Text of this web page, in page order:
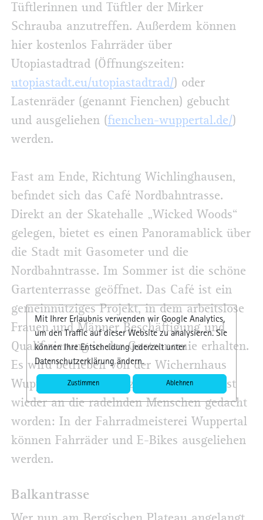
Tüftlerinnen und Tüftler der Mirker
Schrauba anzutreffen. Außerdem können
hier kostenlos Fahrräder über
Utopiastadtrad (Öffnungszeiten:
utopiastadt.eu/utopiastadtrad/) oder
Lastenräder (genannt Fienchen) gebucht
und ausgeliehen (fienchen-wuppertal.de/)
werden.
Fast am Ende, Richtung Wichlinghausen,
befindet sich das Café Nordbahntrasse.
Direkt an der Skatehalle „Wicked Woods“
gelegen, bietet es einen Panoramablick über
die Stadt mit Gasometer und die
Nordbahntrasse. Im Sommer ist die schöne
Gartenterrasse geöffnet. Das Café ist ein
gemeinnütziges Projekt, in dem arbeitslose
Frauen und Männer Beschäftigung und
Qualifizierung in der Gastronomie erhalten.
Es wird betrieben von der Wichernhaus
Wuppertal gemeinnützige GmbH. Hier ist
wieder an die radelnden Menschen gedacht
worden: In der Fahrradmeisterei Wuppertal
können Fahrräder und E-Bikes ausgeliehen
werden.
Balkantrasse
Mit Ihrer Erlaubnis verwenden wir Google Analytics,
um den Traffic auf dieser Website zu analysieren. Sie
können Ihre Entscheidung jederzeit unter
Datenschutzerklärung ändern.
Zustimmen Ablehnen